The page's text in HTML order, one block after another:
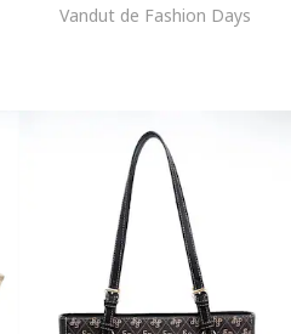
Vandut de Fashion Days